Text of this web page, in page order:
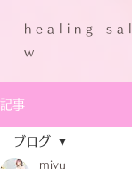
h e a l i n g s a
w
記事
ブログ
miyu